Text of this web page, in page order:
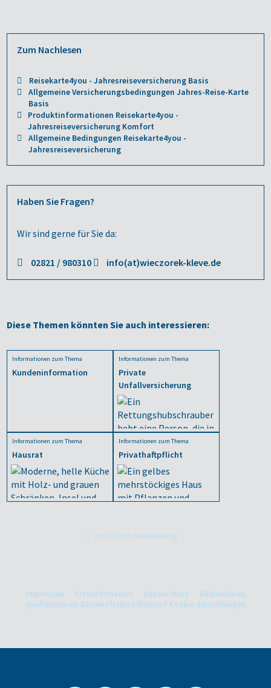
Zum Nachlesen
Reisekarte4you - Jahresreiseversicherung Basis
Allgemeine Versicherungsbedingungen Jahres-Reise-Karte
Basis
Produktinformationen Reisekarte4you -
Jahresreiseversicherung Komfort
Allgemeine Bedingungen Reisekarte4you -
Jahresreiseversicherung
Haben Sie Fragen?
Wir sind gerne für Sie da:
02821 / 980310 info(at)wieczorek-kleve.de
Diese Themen könnten Sie auch interessieren:
Informationen zum Thema
Kundeninformation
Informationen zum Thema
Private
Unfallversicherung
Informationen zum Thema
Hausrat
Informationen zum Thema
Privathaftpflicht
zurück zum Seitenanfang
Impressum Erstinformation Datenschutz
Bildnachweis
Quellenhinweis Barrierefreiheit Widerruf Cookie-Einstellungen